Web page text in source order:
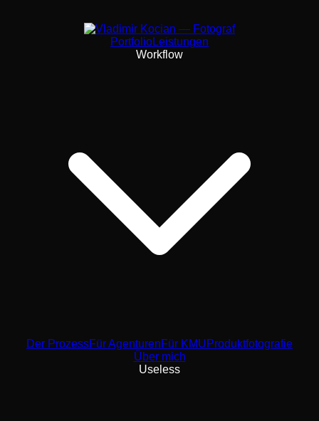
PortfolioLeistungen
Workflow
Der ProzessFür AgenturenFür KMUProduktfotografie
Über mich
Useless